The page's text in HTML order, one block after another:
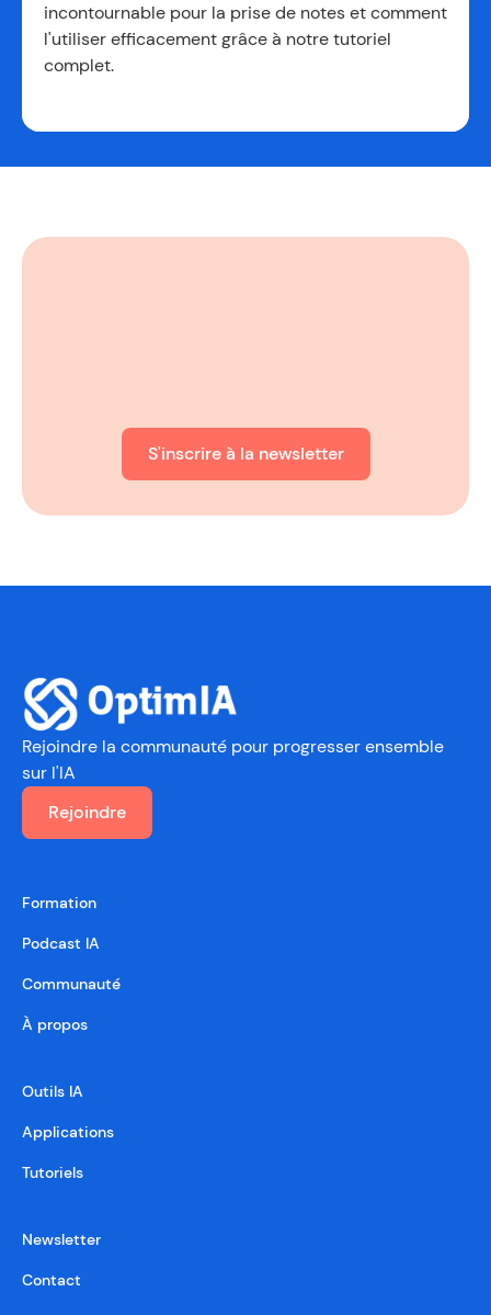
incontournable pour la prise de notes et comment
l'utiliser efficacement grâce à notre tutoriel
complet.
S'inscrire à la newsletter
Rejoindre la communauté pour progresser ensemble
sur l'IA
Rejoindre
Formation
Podcast IA
Communauté
À propos
Outils IA
Applications
Tutoriels
Newsletter
Contact